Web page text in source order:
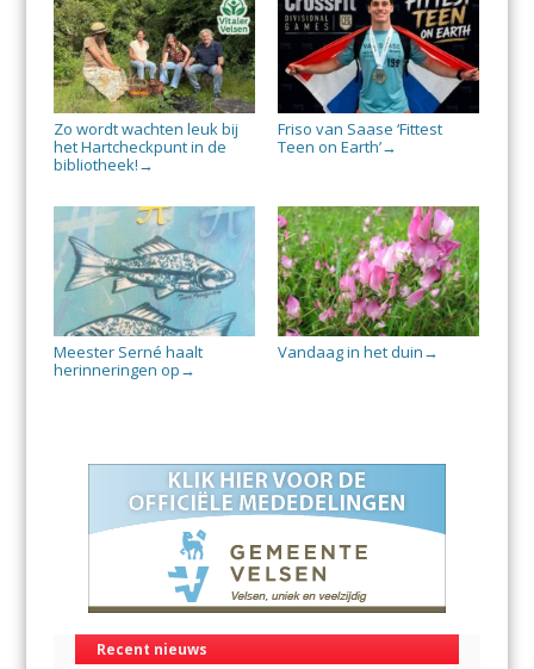
Zo wordt wachten leuk bij
het Hartcheckpunt in de
bibliotheek! →
Friso van Saase ‘Fittest
Teen on Earth’→
Meester Serné haalt
herinneringen op →
Vandaag in het duin →
Recent nieuws